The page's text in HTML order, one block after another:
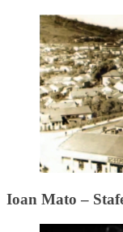
Ioan Mato –